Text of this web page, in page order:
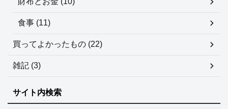
食事 (11)
買ってよかったもの (22)
雑記 (3)
サイト内検索